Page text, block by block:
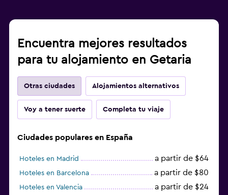
Encuentra mejores resultados
para tu alojamiento en Getaria
Otras ciudades Alojamientos alternativos
Voy a tener suerte Completa tu viaje
Ciudades populares en España
Hoteles en Madrid a partir de $64
Hoteles en Barcelona a partir de $80
Hoteles en Valencia a partir de $24